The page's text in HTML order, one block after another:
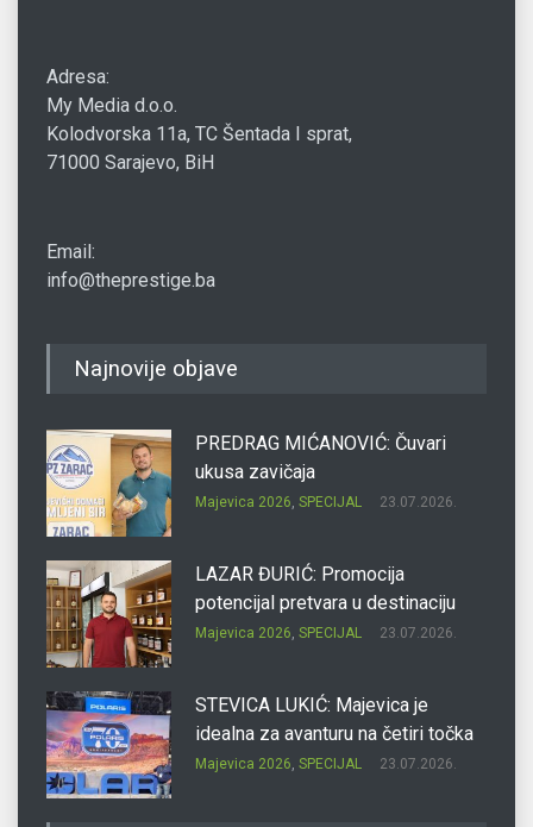
Adresa:
My Media d.o.o.
Kolodvorska 11a, TC Šentada I sprat,
71000 Sarajevo, BiH
Email:
info@theprestige.ba
Najnovije objave
PREDRAG MIĆANOVIĆ: Čuvari
ukusa zavičaja
Majevica 2026, SPECIJAL 23.07.2026.
LAZAR ĐURIĆ: Promocija
potencijal pretvara u destinaciju
Majevica 2026, SPECIJAL 23.07.2026.
STEVICA LUKIĆ: Majevica je
idealna za avanturu na četiri točka
Majevica 2026, SPECIJAL 23.07.2026.